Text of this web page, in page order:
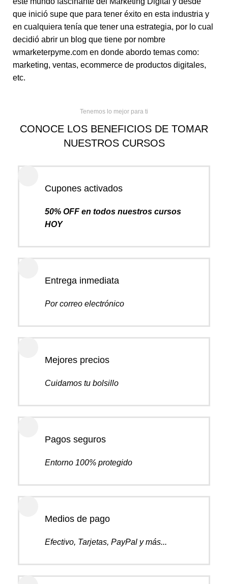
que inició supe que para tener éxito en esta industria y
en cualquiera tenía que tener una estrategia, por lo cual
decidió abrir un blog que tiene por nombre
wmarketerpyme.com en donde abordo temas como:
marketing, ventas, ecommerce de productos digitales,
etc.
Tenemos lo mejor para ti
CONOCE LOS BENEFICIOS DE TOMAR
NUESTROS CURSOS
Cupones activados
50% OFF en todos nuestros cursos
HOY
Entrega inmediata
Por correo electrónico
Mejores precios
Cuidamos tu bolsillo
Pagos seguros
Entorno 100% protegido
Medios de pago
Efectivo, Tarjetas, PayPal y más...